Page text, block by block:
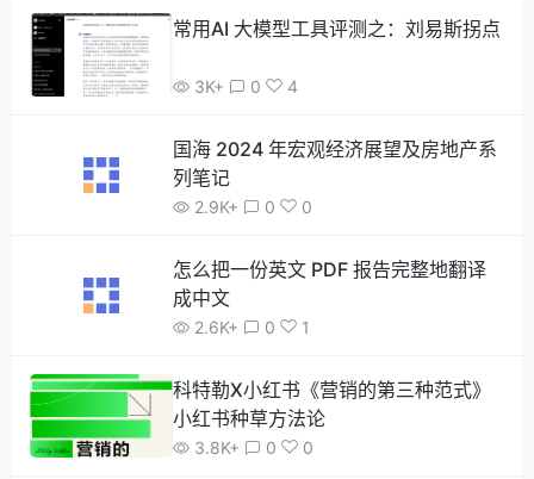
常用AI 大模型工具评测之：刘易斯拐点
3K+ 0 4
国海 2024 年宏观经济展望及房地产系
列笔记
2.9K+ 0 0
怎么把一份英文 PDF 报告完整地翻译
成中文
2.6K+ 0 1
科特勒X小红书《营销的第三种范式》
小红书种草方法论
3.8K+ 0 0